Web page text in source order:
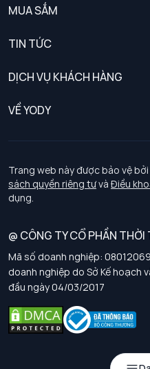
MUA SẮM
TIN TỨC
DỊCH VỤ KHÁCH HÀNG
Chính sách khách hàng thân
Chính sách bảo vệ dữ liệu cá
Chính sách thanh toán, giao
Chính sách chất lượng và an
Chính sách đơn đồng phục
Hướng dẫn chọn kích thước
VỀ YODY
Tuyển dụng
Trang web này được bảo vệ
sách quyền riêng tưvà Điều
dụng.
@ CÔNG TY CỔ PHẦN THỜI
Mã số doanh nghiệp:
doanh nghiệp do Sở Kế hoạch
đầu ngày 04/03/2017